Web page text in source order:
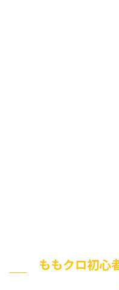
ももクロ初心